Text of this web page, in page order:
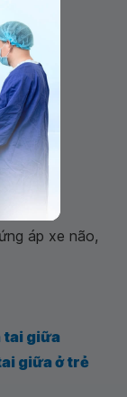
áp xe não,
tai giữa
giữa ở trẻ